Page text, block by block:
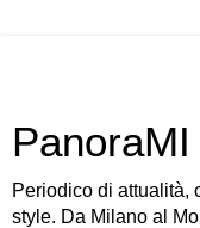
PanoraMI
Periodico di attualità,
style. Da Milano al